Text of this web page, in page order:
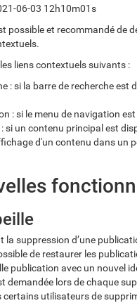
possible et recommandé de
liens contextuels suivants :
: si la barre de recherche est
: si le menu de navigation
si un contenu principal est
d'un contenu dans un
la suppression d’une
de restaurer les
publication avec un nouvel
demandée lors de chaque
certains utilisateurs de